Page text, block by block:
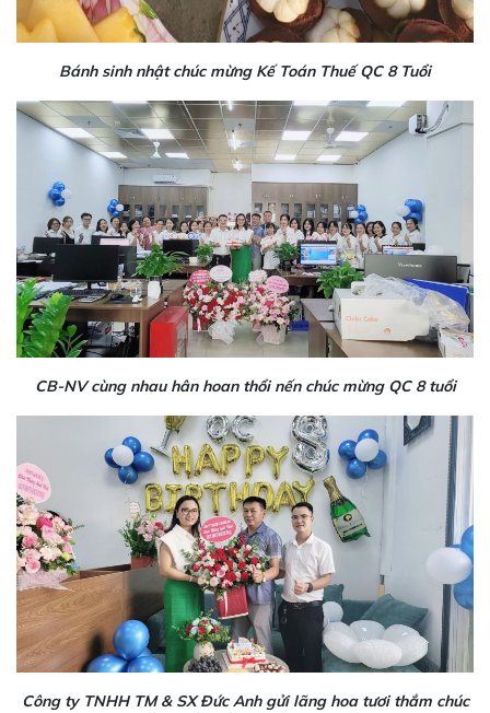
Bánh sinh nhật chúc mừng Kế Toán Thuế QC 8 Tuổi
CB-NV cùng nhau hân hoan thổi nến chúc mừng QC 8 tuổi
Công ty TNHH TM & SX Đức Anh gửi lãng hoa tươi thắm chúc